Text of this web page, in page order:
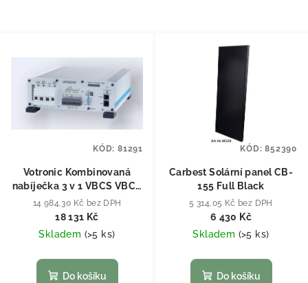
Votronic Kombinovaná
nabíječka 3 v 1 VBCS VBCS
30A/20A/250W
14 984,30 Kč bez DPH
18 131 Kč
Skladem (>5 ks)
Do košíku
KÓD: 81291
Carbest Solární panel CB-
155 Full Black
5 314,05 Kč bez DPH
6 430 Kč
Skladem (>5 ks)
Do košíku
KÓD:852390